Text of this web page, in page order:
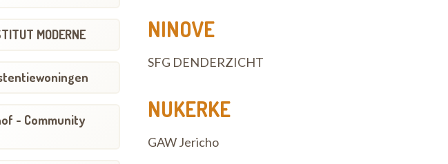
MODERNE
- Community
NINOVE
SFG DENDERZICHT
NUKERKE
GAW Jericho